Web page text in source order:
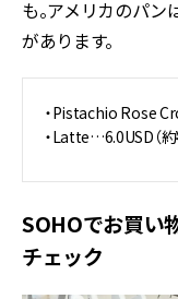
も。アメリカのパ
があります。
・Pistachio Rose
・Latte…6.0USD（約
SOHOでお買い
チェック